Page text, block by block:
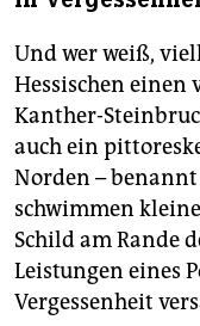
Und wer weiß,
Hessischen einen
Kanther-
auch ein
Norden – benannt
schwimmen
Schild am Rande
Leistungen eines
Vergessenheit